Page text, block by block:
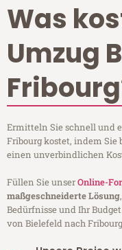
Was
Umzug
Ermitteln Sie schnell und
Fribourg kostet, indem Sie
einen unverbindlichen
Füllen Sie unserOnline-
maßgeschneiderte Lösung
Bedürfnisse und Ihr
von Bielefeld nach